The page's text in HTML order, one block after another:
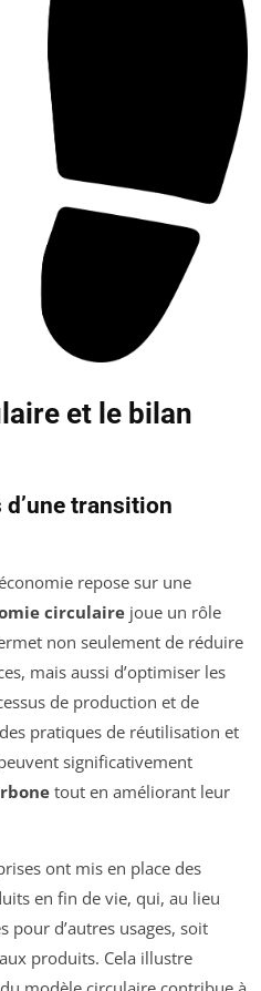
et le bilan
transition
repose sur une
circulaire joue un rôle
non seulement de réduire
mais aussi d’optimiser les
de production et de
pratiques de réutilisation et
significativement
tout en améliorant leur
ont mis en place des
en fin de vie, qui, au lieu
pour d’autres usages, soit
produits. Cela illustre